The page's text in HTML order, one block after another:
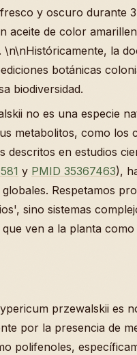
y oscuro durante
aceite de color
\n\nHistóricamente, la
botánicas
biodiversidad.
no es una especie
metabolitos, como los
descritos en estudios
y PMID 35367463),
Respetamos
sino sistemas
ven a la planta
przewalskii es
por la presencia de
polifenoles,